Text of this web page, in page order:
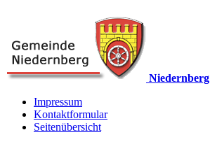
Niedernberg
Impressum
Kontaktformular
Seitenübersicht